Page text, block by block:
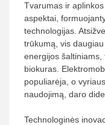
Tvarumas ir
aspektai,
technologijas.
trūkumą, vis
energijos
biokuras.
populiarėja, o
naudojimą, daro
Technologinės